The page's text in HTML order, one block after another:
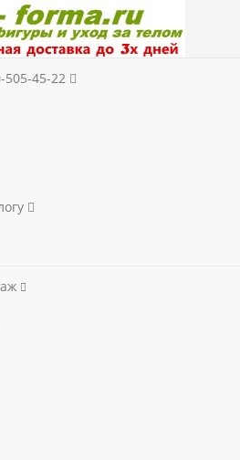
505-45-22